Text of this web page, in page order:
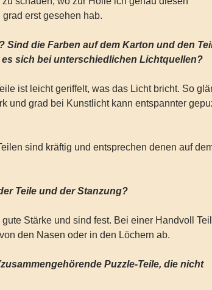
erst gesehen hab.
Sind die Farben auf dem Karton und den
es sich bei unterschiedlichen Lichtquellen?
ist leicht geriffelt, was das Licht bricht. So
und grad bei Kunstlicht kann entspannter
sind kräftig und entsprechen denen auf
Teile und der Stanzung?
Stärke und sind fest. Bei einer Handvoll
den Nasen oder in den Löchern ab.
Puzzle-Teile, die nicht